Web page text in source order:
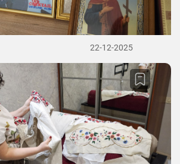
22-12-2025